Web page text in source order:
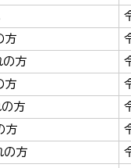
方
方
方
方
方
の方